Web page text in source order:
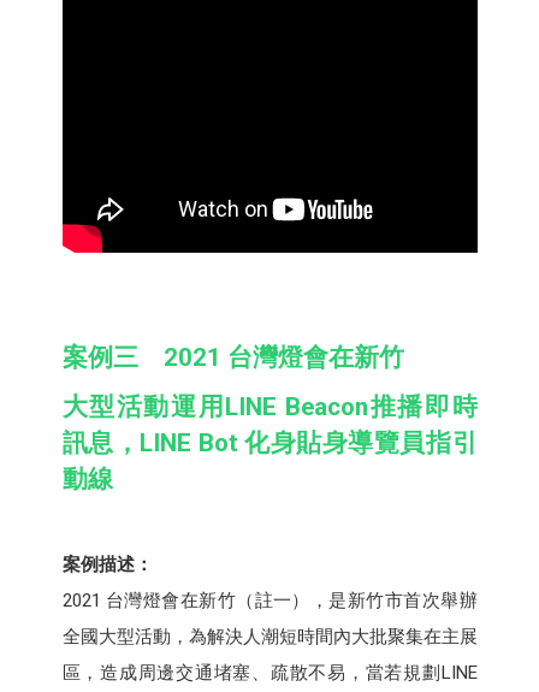
案例三 2021 台灣燈會在新竹
大型活動運用LINE Beacon推播即時
訊息，LINE Bot 化身貼身導覽員指引
動線
案例描述：
2021 台灣燈會在新竹（註一），是新竹市首次舉辦
全國大型活動，為解決人潮短時間內大批聚集在主展
區，造成周邊交通堵塞、疏散不易，當若規劃LINE